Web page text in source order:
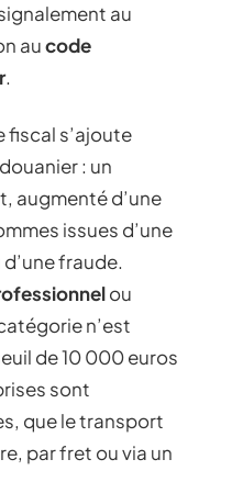
au
aucode
.
fiscal s’ajoute
: un
augmenté d’une
issues d’une
fraude.
ou
n’est
de 10 000 euros
sont
que le transport
par fret ou via un